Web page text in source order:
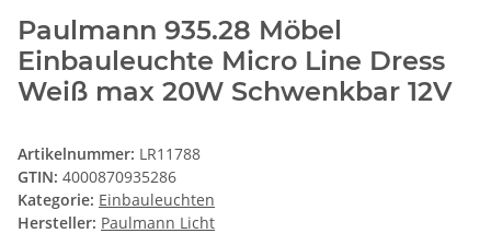
Paulmann 935.28 Möbel
Einbauleuchte Micro Line Dress
Weiß max 20W Schwenkbar 12V
Artikelnummer: LR11788
GTIN: 4000870935286
Kategorie: Einbauleuchten
Hersteller: Paulmann Licht